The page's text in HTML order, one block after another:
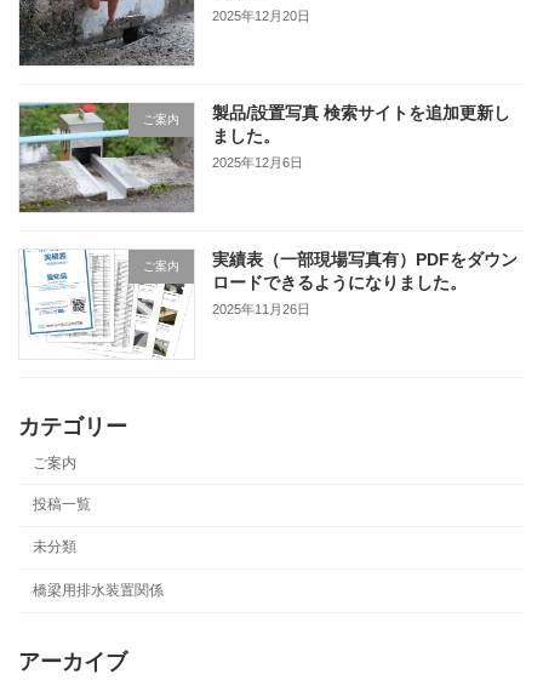
2025年12月20日
ご案内
製品/設置写真 検索サイトを追加更新し
ました。
2025年12月6日
ご案内
実績表（一部現場写真有）PDFをダウン
ロードできるようになりました。
2025年11月26日
カテゴリー
ご案内
投稿一覧
未分類
橋梁用排水装置関係
アーカイブ